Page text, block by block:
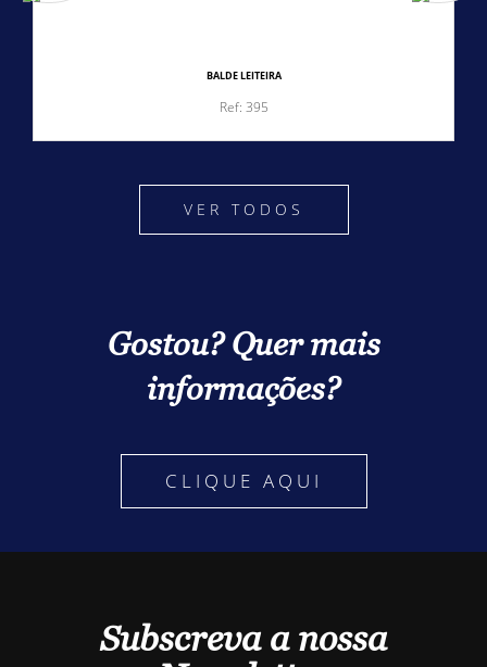
BALDE LEITEIRA
Ref: 395
VER TODOS
Gostou? Quer mais
informações?
CLIQUE AQUI
Subscreva a nossa